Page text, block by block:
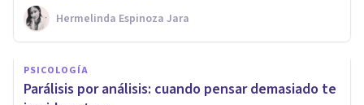
Hermelinda Espinoza Jara
PSICOLOGÍA
Parálisis por análisis: cuando pensar demasiado te